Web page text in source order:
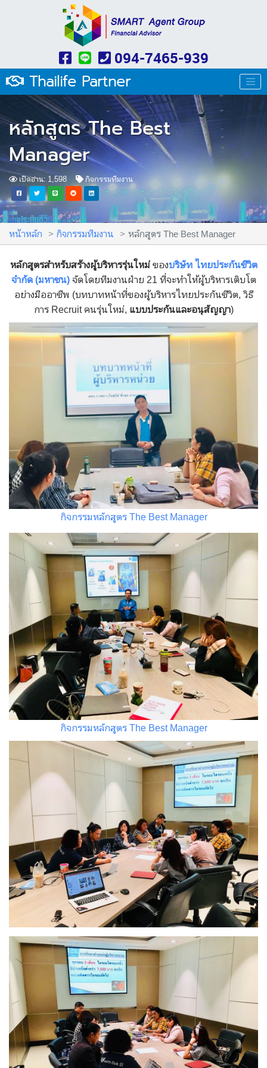
094-7465-939
Thailife Partner
หลักสูตร The Best
Manager
เปิดอ่าน: 1,598 กิจกรรมทีมงาน
หน้าหลัก กิจกรรมทีมงาน หลักสูตร The Best Manager
หลักสูตรสำหรับสร้างผู้บริหารรุ่นใหม่ของบริษัท ไทยประกันชีวิต
จำกัด (มหาชน)จัดโดยทีมงานฝ่าย 21 ที่จะทำให้ผู้บริหารเติบโต
อย่างมืออาชีพ (บทบาทหน้าที่ของผู้บริหารไทยประกันชีวิต, วิธี
การ Recruit คนรุ่นใหม่, แบบประกันและอนุสัญญา)
กิจกรรมหลักสูตร The Best Manager
กิจกรรมหลักสูตร The Best Manager